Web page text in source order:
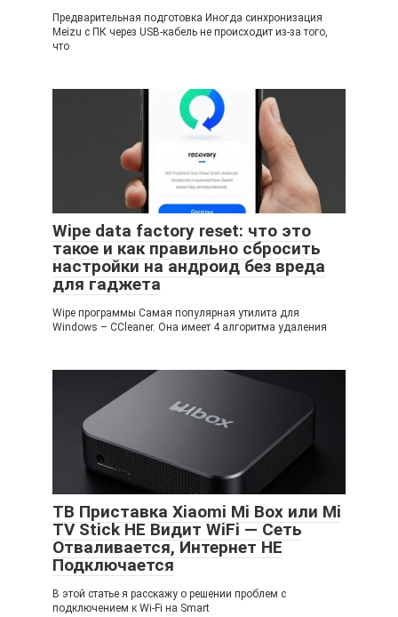
Предварительная подготовка Иногда синхронизация
Meizu с ПК через USB-кабель не происходит из-за того,
что
Wipe data factory reset: что это
такое и как правильно сбросить
настройки на андроид без вреда
для гаджета
Wipe программы Самая популярная утилита для
Windows – CCleaner. Она имеет 4 алгоритма удаления
ТВ Приставка Xiaomi Mi Box или Mi
TV Stick НЕ Видит WiFi — Сеть
Отваливается, Интернет НЕ
Подключается
В этой статье я расскажу о решении проблем с
подключением к Wi-Fi на Smart